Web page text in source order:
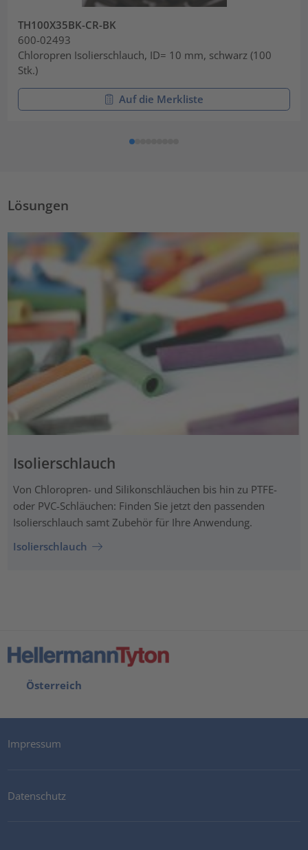
TH100X35BK-CR-BK
600-02493
Chloropren Isolierschlauch, ID= 10 mm, schwarz (100
Stk.)
Auf die Merkliste
Lösungen
Isolierschlauch
Von Chloropren- und Silikonschläuchen bis hin zu PTFE-
oder PVC-Schläuchen: Finden Sie jetzt den passenden
Isolierschlauch samt Zubehör für Ihre Anwendung.
Isolierschlauch
Österreich
Impressum
Datenschutz